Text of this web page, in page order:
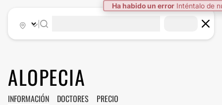
Ha habido un error Inténtalo de
ALOPECIA
INFORMACIÓN DOCTORES PRECIO